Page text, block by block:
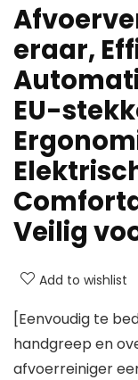
eraar,
EU-
Veilig
Add to wishlist
[Eenvoudig te
handgreep en
afvoerreiniger